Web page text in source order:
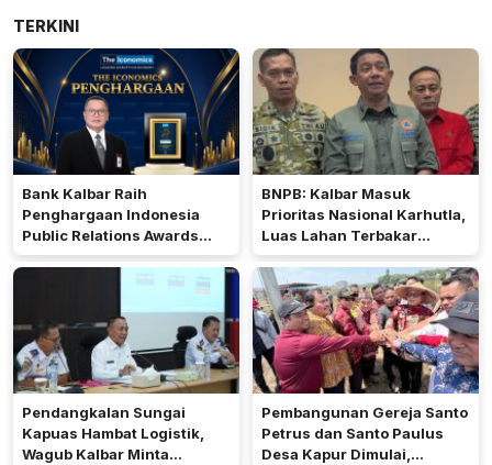
TERKINI
Bank Kalbar Raih
Penghargaan Indonesia
Public Relations Awards
2026
BNPB: Kalbar Masuk
Prioritas Nasional Karhutla,
Luas Lahan Terbakar
Peringkat Keempat
Pendangkalan Sungai
Kapuas Hambat Logistik,
Wagub Kalbar Minta
Pembangunan Gereja Santo
Petrus dan Santo Paulus
Desa Kapur Dimulai,